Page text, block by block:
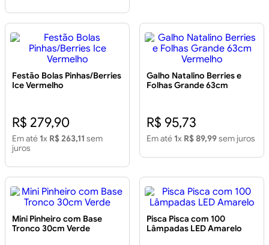
Festão Bolas Pinhas/Berries
Ice Vermelho
R$ 279,90
Em até 1x R$ 263,11 sem
juros
Galho Natalino Berries e
Folhas Grande 63cm
R$ 95,73
Em até 1x R$ 89,99sem juros
Mini Pinheiro com Base
Tronco 30cm Verde
Pisca Pisca com 100
Lâmpadas LED Amarelo